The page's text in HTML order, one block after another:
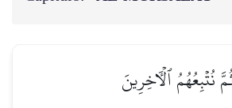
نُتۡبِعُهُمُ ٱلۡأٓخِرِينَ